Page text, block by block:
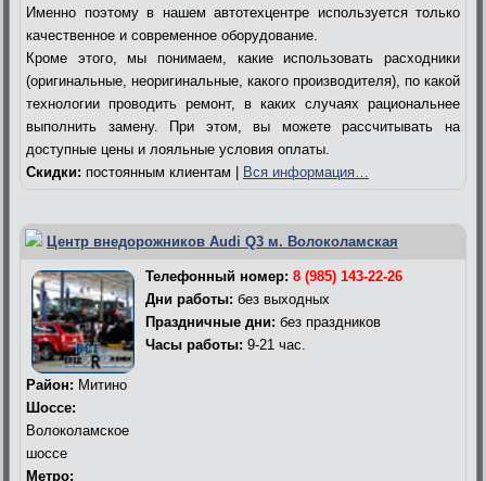
Именно поэтому в нашем автотехцентре используется только
качественное и современное оборудование.
Кроме этого, мы понимаем, какие использовать расходники
(оригинальные, неоригинальные, какого производителя), по какой
технологии проводить ремонт, в каких случаях рациональнее
выполнить замену. При этом, вы можете рассчитывать на
доступные цены и лояльные условия оплаты.
Скидки: постоянным клиентам | Вся информация…
Центр внедорожников Audi Q3 м. Волоколамская
Телефонный номер: 8 (985) 143-22-26
Дни работы: без выходных
Праздничные дни: без праздников
Часы работы: 9-21 час.
Район: Митино
Шоссе:
Волоколамское
шоссе
Метро: